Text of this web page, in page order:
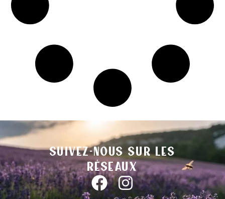
Suivez-nous sur les
réseaux